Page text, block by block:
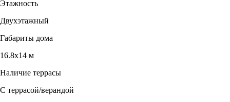
Этажность
Двухэтажный
Габариты дома
16.8х14 м
Наличие террасы
С террасой/верандой